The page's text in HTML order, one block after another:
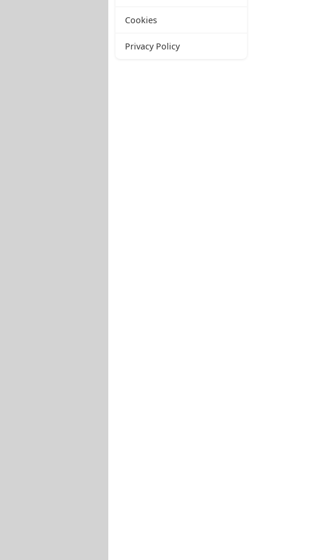
Cookies
Privacy Policy